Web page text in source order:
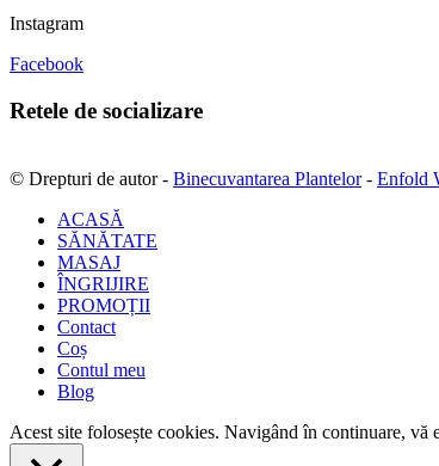
Instagram
Facebook
Retele de socializare
© Drepturi de autor - Binecuvantarea Plantelor- Enfold
ACASĂ
SĂNĂTATE
MASAJ
ÎNGRIJIRE
PROMOȚII
Contact
Coș
Contul meu
Blog
Acest site folosește cookies. Navigând în continuare,